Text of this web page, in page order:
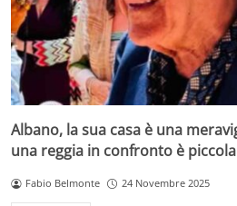
Albano, la sua casa è una
una reggia in confronto è piccola
Fabio Belmonte 24 Novembre 2025